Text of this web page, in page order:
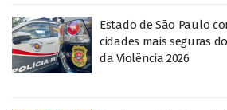
Estado de São Paulo
cidades mais seguras
da Violência 2026